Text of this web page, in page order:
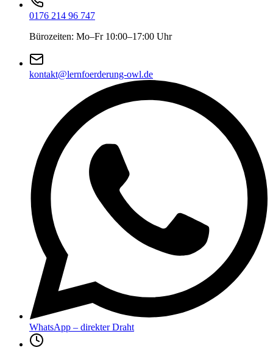
0176 214 96 747
Bürozeiten: Mo–Fr 10:00–17:00 Uhr
kontakt@lernfoerderung-owl.de
WhatsApp – direkter Draht